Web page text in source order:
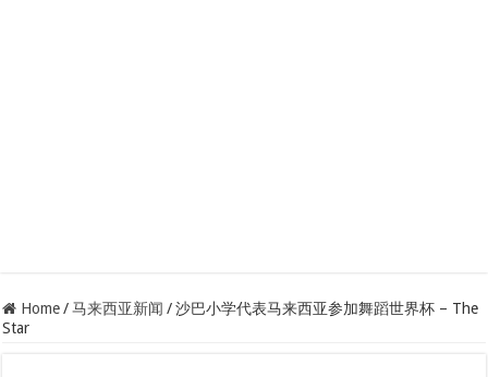
Home / 马来西亚新闻 / 沙巴小学代表马来西亚参加舞蹈世界杯 – The
Star